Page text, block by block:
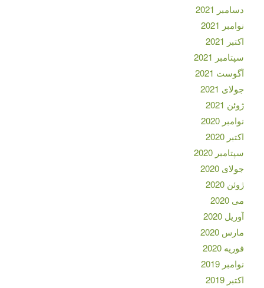
دسامبر 2021
نوامبر 2021
اکتبر 2021
سپتامبر 2021
آگوست 2021
جولای 2021
ژوئن 2021
نوامبر 2020
اکتبر 2020
سپتامبر 2020
جولای 2020
ژوئن 2020
می 2020
آوریل 2020
مارس 2020
فوریه 2020
نوامبر 2019
اکتبر 2019